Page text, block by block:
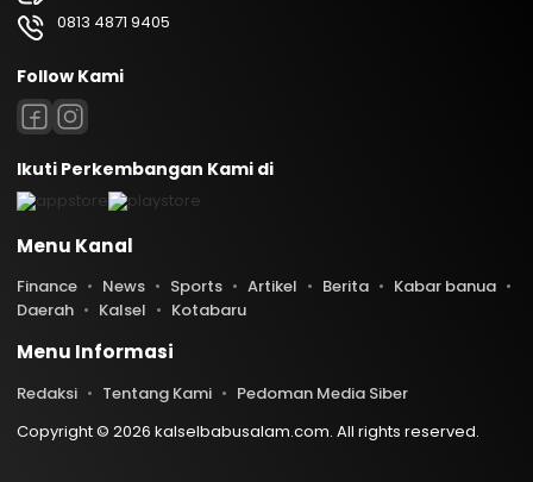
0813 4871 9405
Follow Kami
Ikuti Perkembangan Kami di
Menu Kanal
Finance News Sports Artikel Berita
Kabar banua
Daerah
Kalsel Kotabaru
Menu Informasi
Redaksi Tentang Kami
Pedoman Media Siber
Copyright © 2026 kalselbabusalam.com. All rights reserved.